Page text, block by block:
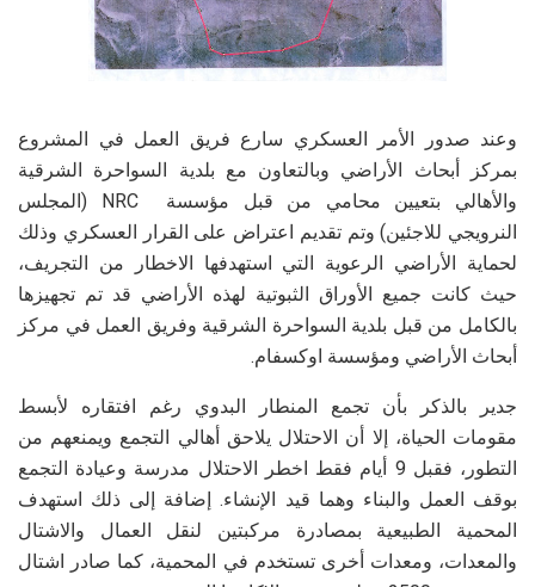
وعند صدور الأمر العسكري سارع فريق العمل في المشروع
بمركز أبحاث الأراضي وبالتعاون مع بلدية السواحرة الشرقية
والأهالي بتعيين محامي من قبل مؤسسة
NRC
(المجلس
النرويجي للاجئين) وتم تقديم اعتراض على القرار العسكري وذلك
لحماية الأراضي الرعوية التي استهدفها الاخطار من التجريف،
حيث كانت جميع الأوراق الثبوتية لهذه الأراضي قد تم تجهيزها
بالكامل من قبل بلدية السواحرة الشرقية وفريق العمل في مركز
أبحاث الأراضي ومؤسسة اوكسفام.
جدير بالذكر بأن تجمع المنطار البدوي رغم افتقاره لأبسط
مقومات الحياة، إلا أن الاحتلال يلاحق أهالي التجمع ويمنعهم من
التطور، فقبل 9 أيام فقط اخطر الاحتلال مدرسة وعيادة التجمع
بوقف العمل والبناء وهما قيد الإنشاء. إضافة إلى ذلك استهدف
المحمية الطبيعية بمصادرة مركبتين لنقل العمال والاشتال
والمعدات، ومعدات أخرى تستخدم في المحمية، كما صادر اشتال